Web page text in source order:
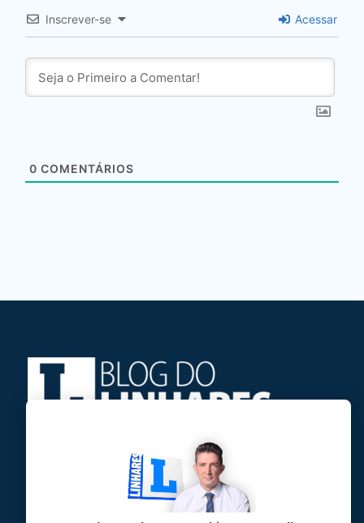
Inscrever-se Acessar
0 COMENTÁRIOS
Jose Linhares Jr é maranhense.
Formado em Jornalismo, estudou filosofia
e tem pós-graduações em ciência política